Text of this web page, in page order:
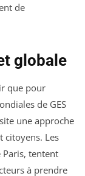
de
globale
que pour
de GES
une approche
citoyens. Les
Paris, tentent
à prendre